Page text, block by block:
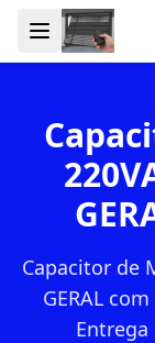
Capacitor de
GERAL